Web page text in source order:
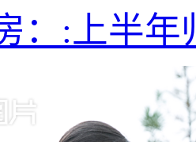
：:上半年